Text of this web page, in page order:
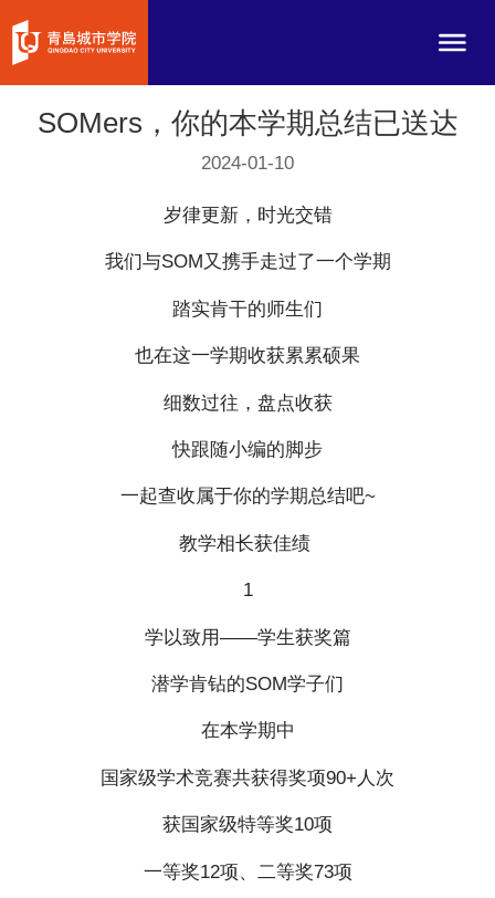
SOMers，你的本学期总结已送达
2024-01-10
岁律更新，时光交错
我们与SOM又携手走过了一个学期
踏实肯干的师生们
也在这一学期收获累累硕果
细数过往，盘点收获
快跟随小编的脚步
一起查收属于你的学期总结吧~
教学相长获佳绩
1
学以致用——学生获奖篇
潜学肯钻的SOM学子们
在本学期中
国家级学术竞赛共获得奖项90+人次
获国家级特等奖10项
一等奖12项、二等奖73项